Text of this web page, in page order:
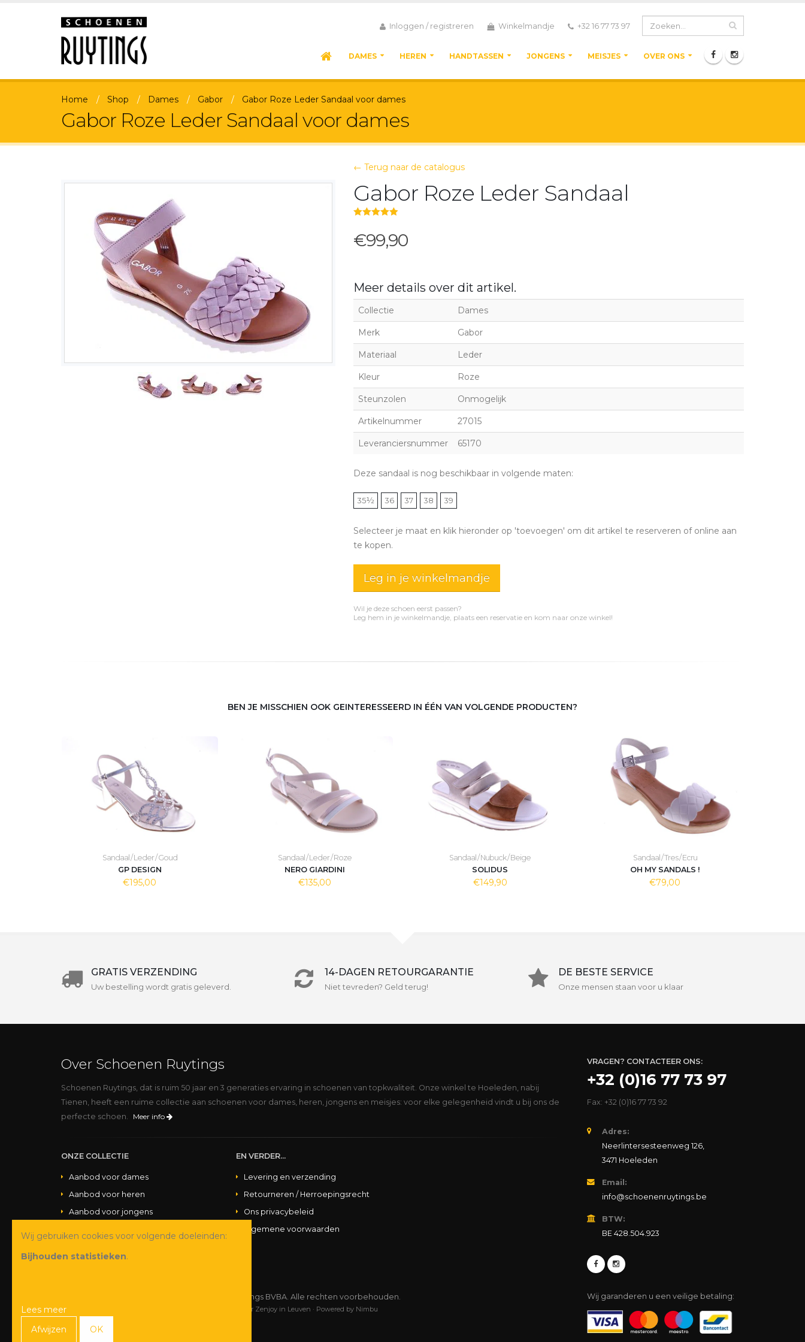
Inloggen / registreren Winkelmandje +32 16 77 73 97
DAMES HEREN HANDTASSEN JONGENS MEISJES OVER ONS
Home Shop Dames Gabor Gabor Roze Leder Sandaal voor dames
Gabor Roze Leder Sandaal voor dames
← Terug naar de catalogus
Gabor Roze Leder Sandaal
€99,90
Meer details over dit artikel.
Collectie Dames
Merk Gabor
Materiaal Leder
Kleur Roze
Steunzolen Onmogelijk
Artikelnummer 27015
Leveranciersnummer 65170
Deze sandaal is nog beschikbaar in volgende maten:
35½ 36 37 38 39
Selecteer je maat en klik hieronder op 'toevoegen' om dit artikel te reserveren of online aan
te kopen.
Leg in je winkelmandje
Wil je deze schoen eerst passen?
Leg hem in je winkelmandje, plaats een reservatie en kom naar onze winkel!
BEN JE MISSCHIEN OOK GEINTERESSEERD IN ÉÉN VAN VOLGENDE PRODUCTEN?
Sandaal / Leder / Goud
GP DESIGN
€195,00
Sandaal / Leder / Roze
NERO GIARDINI
€135,00
Sandaal / Nubuck / Beige
SOLIDUS
€149,90
Sandaal / Tres / Ecru
OH MY SANDALS !
€79,00
GRATIS VERZENDING
Uw bestelling wordt gratis geleverd.
14-DAGEN RETOURGARANTIE
Niet tevreden? Geld terug!
DE BESTE SERVICE
Onze mensen staan voor u klaar
Over Schoenen Ruytings
Schoenen Ruytings, dat is ruim 50 jaar en 3 generaties ervaring in schoenen van topkwaliteit. Onze winkel te Hoeleden, nabij
Tienen, heeft een ruime collectie aan schoenen voor dames, heren, jongens en meisjes: voor elke gelegenheid vindt u bij ons de
perfecte schoen.
Meer info
ONZE COLLECTIE
Aanbod voor dames
Aanbod voor heren
Aanbod voor jongens
EN VERDER...
Levering en verzending
Retourneren / Herroepingsrecht
Ons privacybeleid
Algemene voorwaarden
VRAGEN? CONTACTEER ONS:
+32 (0)16 77 73 97
Fax: +32 (0)16 77 73 92
Adres:
Neerlintersesteenweg 126,
3471 Hoeleden
Email:
info@schoenenruytings.be
BTW:
BE 428.504.923
© Copyright 2026 Schoenen Ruytings BVBA. Alle rechten voorbehouden.
door Zenjoy in Leuven · Powered by Nimbu
Wij garanderen u een veilige betaling:
Wij gebruiken cookies voor volgende doeleinden:
Bijhouden statistieken.
Lees meer
Afwijzen
OK